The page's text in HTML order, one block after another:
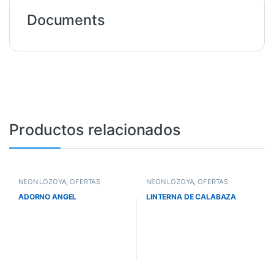
Documents
Productos relacionados
NEÓN LOZOYA ,OFERTAS
ADORNO ANGEL
NEÓN LOZOYA ,OFERTAS
LINTERNA DE CALABAZA